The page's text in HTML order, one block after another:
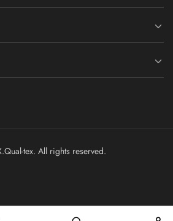
tex. All rights reserved.